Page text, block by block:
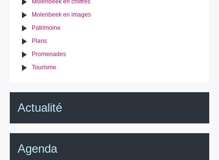
Molenbeek en chiffres
Molenbeek en images
Patrimoine
Plans
Promenades
Tourisme
Actualité
Agenda